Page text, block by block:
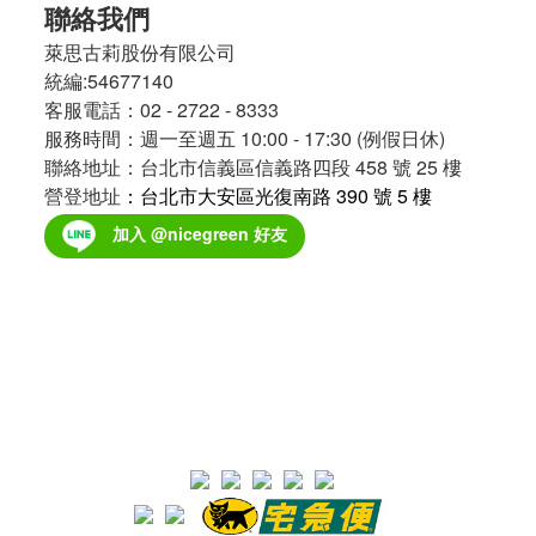
聯絡我們
萊思古莉股份有限公司
統編:54677140
客服電話：02 - 2722 - 8333
服務時間：週一至週五 10:00 - 17:30 (例假日休)
聯絡地址：台北市信義區信義路四段 458 號 25 樓
營登地址 ：台北市大安區光復南路 390 號 5 樓
加入 @nicegreen 好友